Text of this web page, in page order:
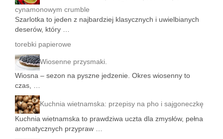
cynamonowym crumble
Szarlotka to jeden z najbardziej klasycznych i uwielbianych
deserów, który …
torebki papierowe
Wiosenne przysmaki.
Wiosna – sezon na pyszne jedzenie. Okres wiosenny to
czas, …
Kuchnia wietnamska: przepisy na pho i sajgoneczkę
Kuchnia wietnamska to prawdziwa uczta dla zmysłów, pełna
aromatycznych przypraw …